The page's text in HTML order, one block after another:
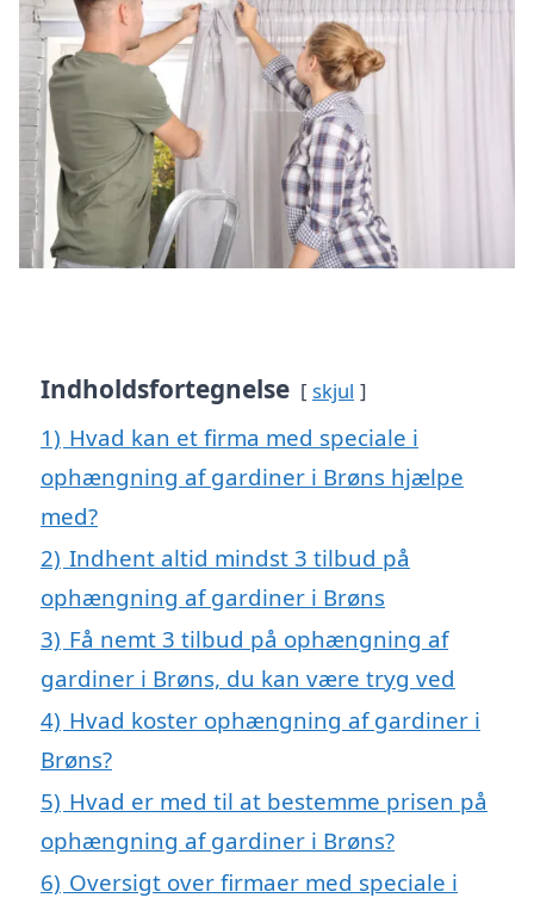
Indholdsfortegnelse skjul
1) Hvad kan et firma med speciale i
ophængning af gardiner i Brøns hjælpe
med?
2) Indhent altid mindst 3 tilbud på
ophængning af gardiner i Brøns
3) Få nemt 3 tilbud på ophængning af
gardiner i Brøns, du kan være tryg ved
4) Hvad koster ophængning af gardiner i
Brøns?
5) Hvad er med til at bestemme prisen på
ophængning af gardiner i Brøns?
6) Oversigt over firmaer med speciale i